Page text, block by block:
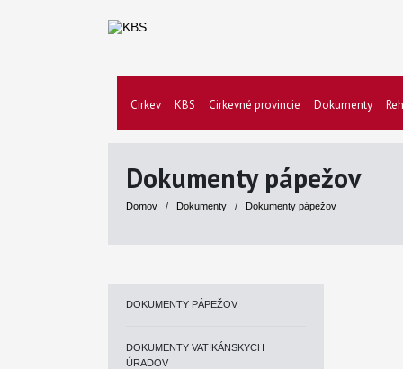
Cirkev KBS Cirkevné provincie Dokumenty
Dokumenty pápežov
Domov / Dokumenty / Dokumenty pápežov
DOKUMENTY PÁPEŽOV
DOKUMENTY VATIKÁNSKYCH
ÚRADOV